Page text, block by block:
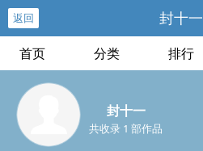
返回 封十一
首页 分类 排行
封十一
共收录 1 部作品